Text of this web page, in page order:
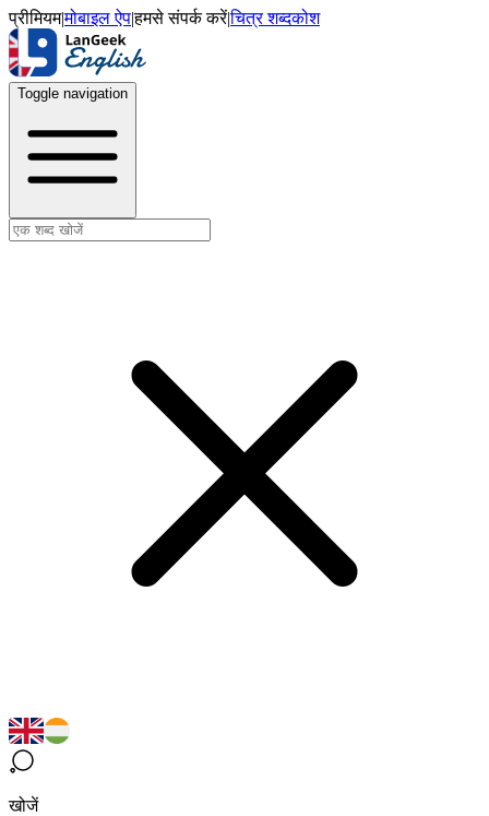
प्रीमियम|मोबाइल ऐप|हमसे संपर्क करें|चित्र शब्दकोश
Toggle navigation
खोजें